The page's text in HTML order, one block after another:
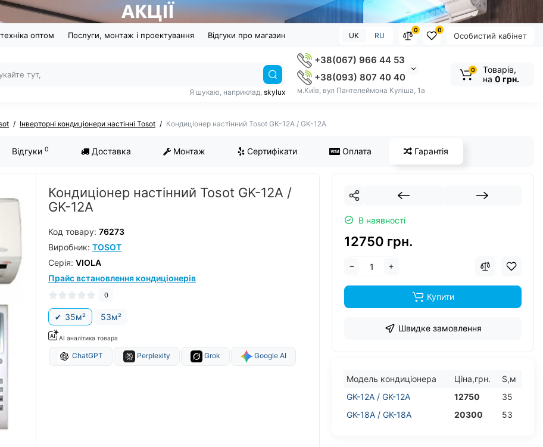
оптом Послуги, монтаж і проектування Відгуки про магазин Особистий кабінет
0
0
UK RU
+38(067) 966 44 53
+38(093) 807 40 40
м.Київ, вул Пантелеймона Куліша, 1а
Я шукаю, наприклад, skylux
0
Товарів,
на 0 грн.
Інверторні кондиціонери настінні Tosot Кондиціонер настінний Tosot GK-12A / GK-12A
Відгуки 0 Доставка Монтаж Сертифікати Оплата Гарантія
Кондиціонер настінний Tosot GK-12A /
GK-12A
Код товару: 76273
Виробник: TOSOT
Серiя: VIOLA
Прайс встановлення кондиціонерів
0
35м² 53м²
AI аналітика товара
ChatGPT Perplexity Grok Google AI
В наявності
12750 грн.
Купити
Швидке замовлення
Модель кондицiонера Цiна,грн.
S,м
GK-12A / GK-12A
12750
35
GK-18A / GK-18A
20300 53